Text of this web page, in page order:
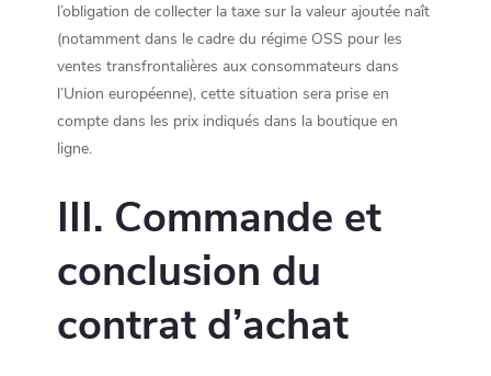
l’obligation de collecter la taxe sur la valeur ajoutée naît
(notamment dans le cadre du régime OSS pour les
ventes transfrontalières aux consommateurs dans
l’Union européenne), cette situation sera prise en
compte dans les prix indiqués dans la boutique en
ligne.
III. Commande et
conclusion du
contrat d’achat